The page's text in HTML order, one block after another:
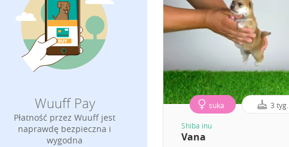
Wuuff Pay
Płatność przez Wuuff jest
naprawdę bezpieczna i
wygodna
suka 3 tyg.
Shiba inu
Vana